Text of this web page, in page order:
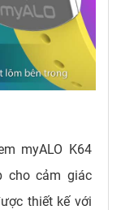
myALO K64
cho cảm giác
thiết kế với